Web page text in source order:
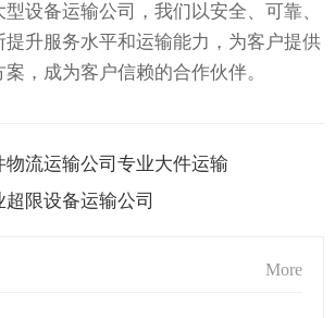
设备运输公司，我们以安全、可靠、
提升服务水平和运输能力，为客户提供
，成为客户信赖的合作伙伴。
物流运输公司专业大件运输
限设备运输公司
More